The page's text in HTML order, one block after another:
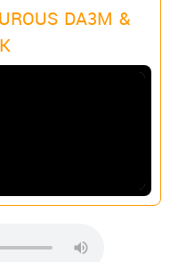
DA3M &